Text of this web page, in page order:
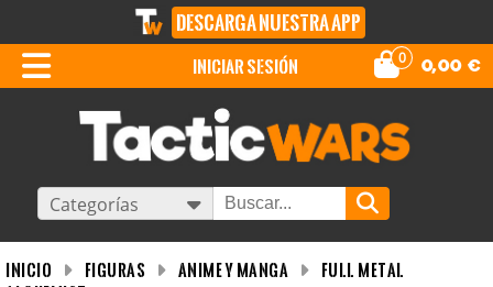
DESCARGA NUESTRA APP
0 0,00 €
iniciar sesión
Categorías
INICIO Figuras Anime y Manga
Full Metal